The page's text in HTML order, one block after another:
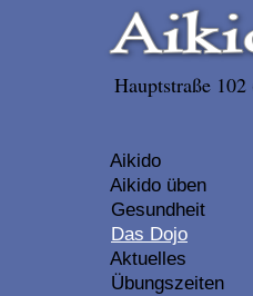
Hauptstraße
Aikido
Aikido üben
Gesundheit
Das Dojo
Aktuelles
Übungszeiten